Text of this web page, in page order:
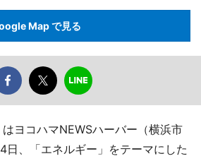
Map で見る
ヨコハマNEWSハーバー（横浜市
日、「エネルギー」をテーマにした